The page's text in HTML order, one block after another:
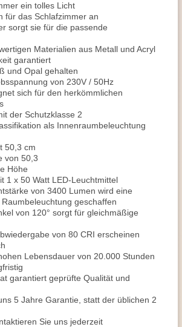
ein tolles Licht
für das Schlafzimmer an
sorgt sie für die passende
Materialien aus Metall und Acryl
garantiert
und Opal gehalten
von 230V / 50Hz
sich für den herkömmlichen
der Schutzklasse 2
als Innenraumbeleuchtung
50,3 cm
von 50,3
Höhe
1 x 50 Watt LED-Leuchtmittel
von 3400 Lumen wird eine
geschaffen
von 120° sorgt für gleichmäßige
von 80 CRI erscheinen
Lebensdauer von 20.000 Stunden
garantiert geprüfte Qualität und
5 Jahre Garantie, statt der üblichen 2
Sie uns jederzeit